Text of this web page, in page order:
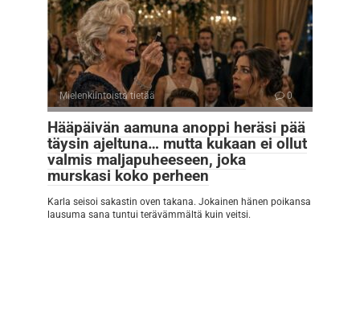
Mielenkiintoista tietää 0
Hääpäivän aamuna anoppi heräsi pää
täysin ajeltuna… mutta kukaan ei ollut
valmis maljapuheeseen, joka
murskasi koko perheen
Karla seisoi sakastin oven takana. Jokainen hänen poikansa
lausuma sana tuntui terävämmältä kuin veitsi.